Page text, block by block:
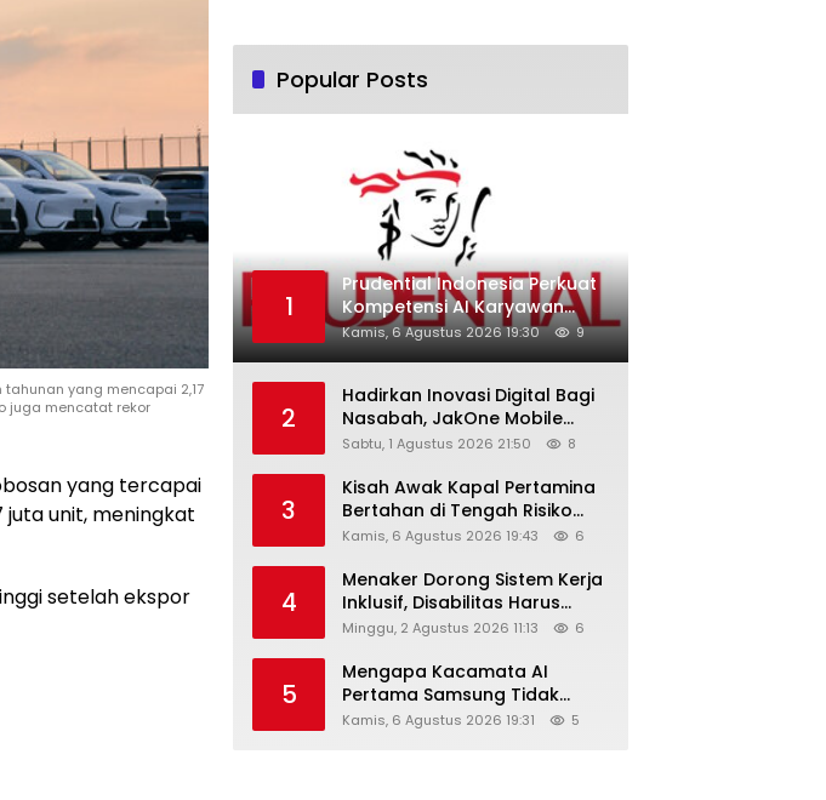
yang mencapai 2,17
juga mencatat rekor
yang tercapai
juta unit, meningkat
setelah ekspor
Popular Posts
1
Prudential Indonesia Perkuat
Kompetensi AI Karyawan
Lewat AI Week
Kamis, 6 Agustus 2026 19:30 9
2
Hadirkan Inovasi Digital Bagi
Nasabah, JakOne Mobile
Antar Bank Jakarta Sukses
Awards 2026
Sabtu, 1 Agustus 2026 21:50 8
3
Kisah Awak Kapal Pertamina
Bertahan di Tengah Risiko
Pelayaran Selat Hormuz
Kamis, 6 Agustus 2026 19:43 6
4
Menaker Dorong Sistem Kerja
Inklusif, Disabilitas Harus
Dapat Kesempatan Setara
Minggu, 2 Agustus 2026 11:13 6
5
Mengapa Kacamata AI
Pertama Samsung Tidak
Dibekali Layar?
Kamis, 6 Agustus 2026 19:31 5